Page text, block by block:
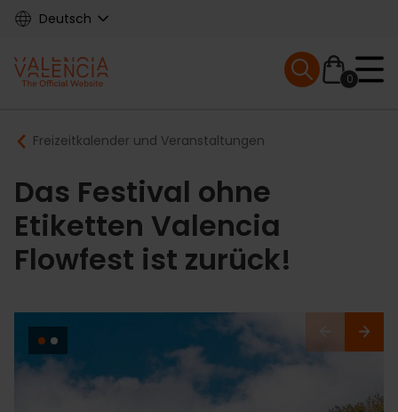
Skip
content
Deutsch
Main
navigation
0
Mobile menu
Breadcrumb
Freizeitkalender und Veranstaltungen
Das Festival ohne
Etiketten Valencia
Flowfest ist zurück!